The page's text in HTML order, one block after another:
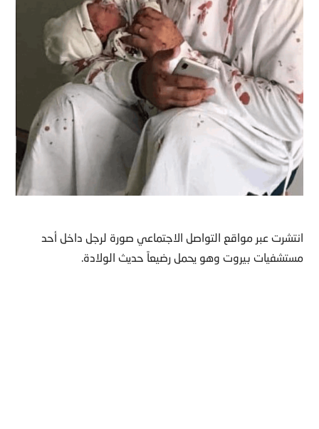
انتشرت عبر مواقع التواصل الاجتماعي صورة لرجل داخل أحد
مستشفيات بيروت وهو يحمل رضيعاً حديث الولادة.